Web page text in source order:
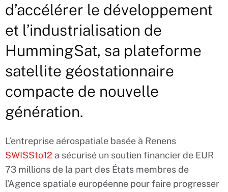
d’accélérer le développement
et l’industrialisation de
HummingSat, sa plateforme
satellite géostationnaire
compacte de nouvelle
génération.
L’entreprise aérospatiale basée à Renens
SWISSto12 a sécurisé un soutien financier de EUR
73 millions de la part des États membres de
l’Agence spatiale européenne pour faire progresser